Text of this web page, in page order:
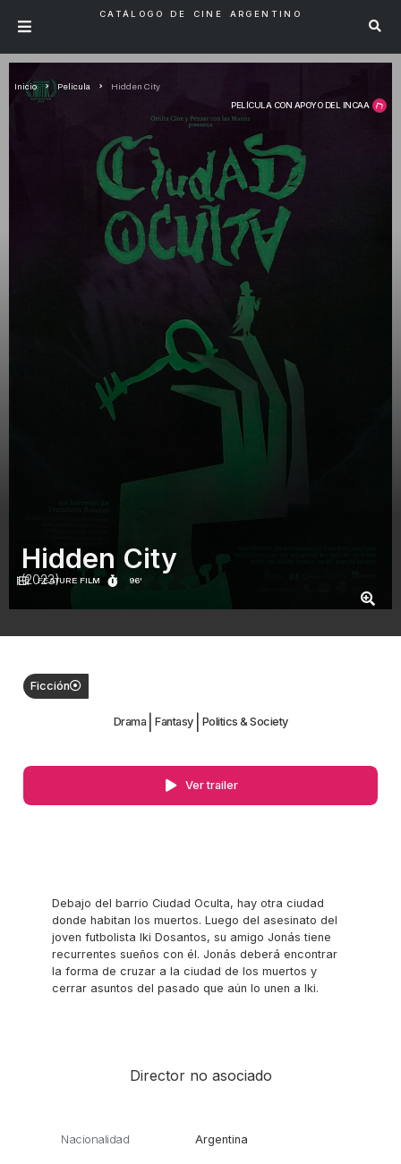
CATÁLOGO DE CINE ARGENTINO
PELÍCULA CON APOYO DEL INCAA
Inicio Pelicula Hidden City
FEATURE FILM 96'
Hidden City
(2023)
Ficción
Drama Fantasy Politics & Society
Ver trailer
Debajo del barrio Ciudad Oculta, hay otra ciudad
donde habitan los muertos. Luego del asesinato del
joven futbolista Iki Dosantos, su amigo Jonás tiene
recurrentes sueños con él. Jonás deberá encontrar
la forma de cruzar a la ciudad de los muertos y
cerrar asuntos del pasado que aún lo unen a Iki.
Director no asociado
Nacionalidad Argentina